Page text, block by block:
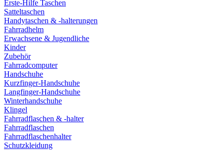
Erste-Hilfe Taschen
Satteltaschen
Handytaschen & -halterungen
Fahrradhelm
Erwachsene & Jugendliche
Kinder
Zubehör
Fahrradcomputer
Handschuhe
Kurzfinger-Handschuhe
Langfinger-Handschuhe
Winterhandschuhe
Klingel
Fahrradflaschen & -halter
Fahrradflaschen
Fahrradflaschenhalter
Schutzkleidung